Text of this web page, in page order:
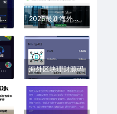
支持17种语言的海外AI+区块链投资理财平台 2025最新海外充电桩理财投资源码 | 支持USDT充值平台
开源海外理财产品系统源码 – 支持多币种、多语言、多国部署 海外区块理财源码